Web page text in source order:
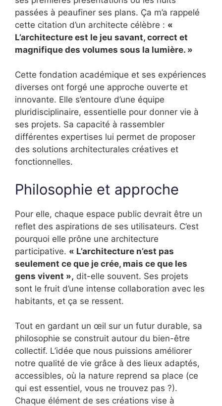
passées à peaufiner ses plans. Ça m’a rappelé
cette citation d’un architecte célèbre : «
L’architecture est le jeu savant, correct et
magnifique des volumes sous la lumière. »
Cette fondation académique et ses expériences
diverses ont forgé une approche ouverte et
innovante. Elle s’entoure d’une équipe
pluridisciplinaire, essentielle pour donner vie à
ses projets. Sa capacité à rassembler
différentes expertises lui permet de proposer
des solutions architecturales créatives et
fonctionnelles.
Philosophie et approche
Pour elle, chaque espace public devrait être un
reflet des aspirations de ses utilisateurs. C’est
pourquoi elle prône une architecture
participative. « L’architecture n’est pas
seulement ce que je crée, mais ce que les
gens vivent », dit-elle souvent. Ses projets
sont le fruit d’une intense collaboration avec les
habitants, et ça se ressent.
Tout en gardant un œil sur un futur durable, sa
philosophie se construit autour du bien-être
collectif. L’idée que nous puissions améliorer
notre qualité de vie grâce à des lieux adaptés,
accessibles, où la nature reprend sa place (ce
qui est essentiel, vous ne trouvez pas ?).
Chaque élément de ses créations vise à